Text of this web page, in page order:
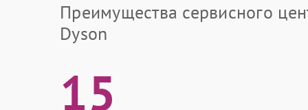
Преимущества сервисного
Dyson
15